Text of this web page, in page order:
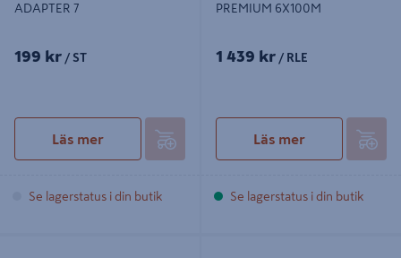
ADAPTER 7
199 kr / ST
Läs mer
Se lagerstatus i din butik
PREMIUM 6X100M
1 439 kr / RLE
Läs mer
Se lagerstatus i din butik